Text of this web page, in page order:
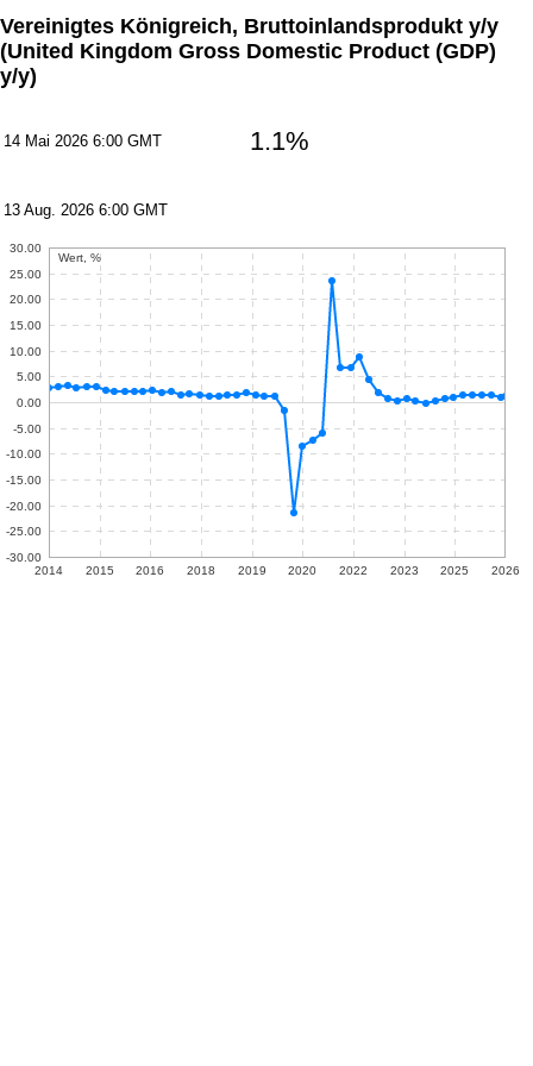
Vereinigtes Königreich, Bruttoinlandsprodukt y/y
(United Kingdom Gross Domestic Product (GDP)
y/y)
14 Mai 2026 6:00 GMT 1.1%
13 Aug. 2026 6:00 GMT